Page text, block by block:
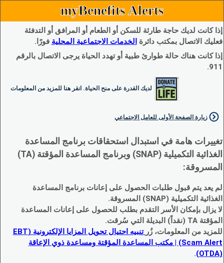
myBenefits Alerts
إذا كانت لديك حاجة طارئة للسكن أو الطعام أو المرافق أو التدفئة
فعليك الاتصال بمكتب دائرة الخدمات الاجتماعية المحلية فورًا.
إذا كانت هناك حالة طوارئ طبية أو تهدد الحياة يرجى الاتصال بالرقم
911.
لديك القدرة على منح الحياة. انقر هنا للمزيد من المعلومات
زيارة الصفحة الأولى للعامل الاجتماعي
تغييرات هامة في استبدال استحقاقات برنامج المساعدة
الغذائية التكميلية (SNAP) وبرنامج المساعدة المؤقتة (TA)
المسروقة:
لم يعد يتم قبول طلبات الحصول على إعانات برنامج المساعدة
الغذائية التكميلية (SNAP) المسروقة.
لا يزال بإمكان الأسر التقدم بطلب للحصول على إعانات المساعدة
المؤقتة TA (نقداً) البديلة التي سُرقت.
للمزيد من المعلومات، زُر
تنبيه احتيال تحويل المزايا الإلكترونية (EBT
Scam Alert) | مكتب المساعدة المؤقتة ومساعدة ذوي الإعاقة
(OTDA)
.